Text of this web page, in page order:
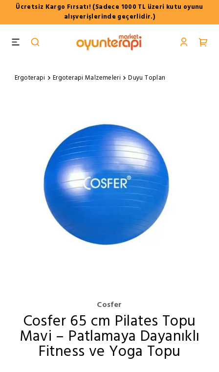
Ücretsiz Kargo Fırsatı! (Sadece 1000 TL üzeri kutu oyunu
alışverişlerinde geçerlidir.)
Ergoterapi Ergoterapi Malzemeleri Duyu Topları
Cosfer
Cosfer 65 cm Pilates Topu
Mavi – Patlamaya Dayanıklı
Fitness ve Yoga Topu